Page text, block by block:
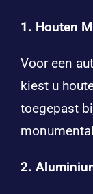
1. Houten
Voor een
kiest u
toegepast
2.